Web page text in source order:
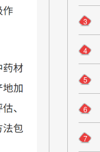
3
4
5
6
7